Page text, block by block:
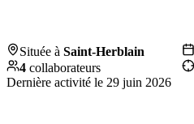
Située à Saint-Herblain
4 collaborateurs
Dernière activité le 29 juin 2026